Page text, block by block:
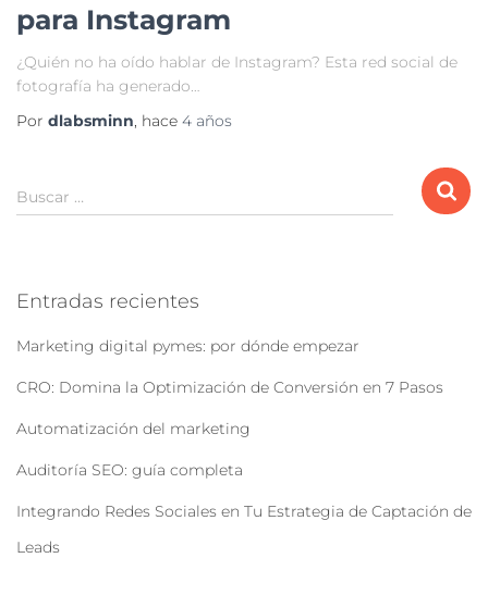
para Instagram
¿Quién no ha oído hablar de Instagram? Esta red social de
fotografía ha generado…
Por dlabsminn, hace 4 años
Buscar …
Entradas recientes
Marketing digital pymes: por dónde empezar
CRO: Domina la Optimización de Conversión en 7 Pasos
Automatización del marketing
Auditoría SEO: guía completa
Integrando Redes Sociales en Tu Estrategia de Captación de
Leads